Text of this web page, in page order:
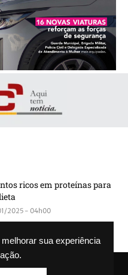
sua experiência
ricos em proteínas para
2025 - 04h00
os direitos reservados.